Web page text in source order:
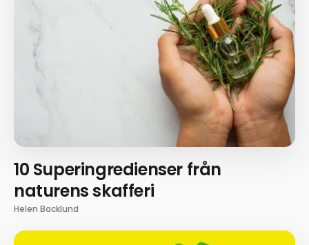
10 Superingredienser från
naturens skafferi
Helen Backlund